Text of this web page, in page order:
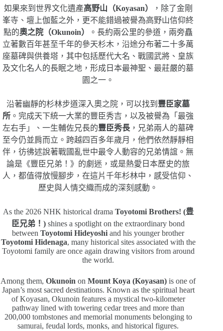
如果來到世界文化遺產高野山（Koyasan）
，除了金剛
峯寺、壇上伽藍之外，更不能錯過被譽為高野山信仰終
點的奧之院（Okunoin）
。長約兩公里的參道，兩旁矗
立著數百年甚至千年的參天杉木，沿途分布著二十多萬
座墓碑與供養塔，其中包括歷代大名、戰國武將、皇族
及文化名人的長眠之地，形成日本最神聖、最莊嚴的墓
園之一。
沿著幽靜的杉林步道深入奧之院，可以找到 豐臣家墓
所 。完成天下統一大業的豐臣秀吉，以及被譽為「最強
左右手」、一生輔佐兄長的豐臣秀長 ，兄弟兩人的墓碑
至今仍並肩而立。跨越四百多年歲月，他們依然靜靜相
伴，彷彿述說著戰國亂世中最令人動容的兄弟情誼。無
論是《豐臣兄弟！》的劇迷，或是熱愛日本歷史的旅
人，都值得放慢腳步，在這片千年杉林中，感受信仰、
歷史與人情交織而成的深刻感動。
As the 2026 NHK historical drama Toyotomi Brothers! (豊
臣兄弟！) shines a spotlight on the extraordinary bond
betweenToyotomi Hideyoshi and his younger brother
Toyotomi Hidenaga, many historical sites associated with the
Toyotomi family are once again drawing visitors from around
the world.
Among them,Okunoin onMount Koya (Koyasan) is one of
Japan’s most sacred destinations. Known as the spiritual heart
of Koyasan, Okunoin features a mystical two-kilometer
pathway lined with towering cedar trees and more than
200,000 tombstones and memorial monuments belonging to
samurai, feudal lords, monks, and historical figures.